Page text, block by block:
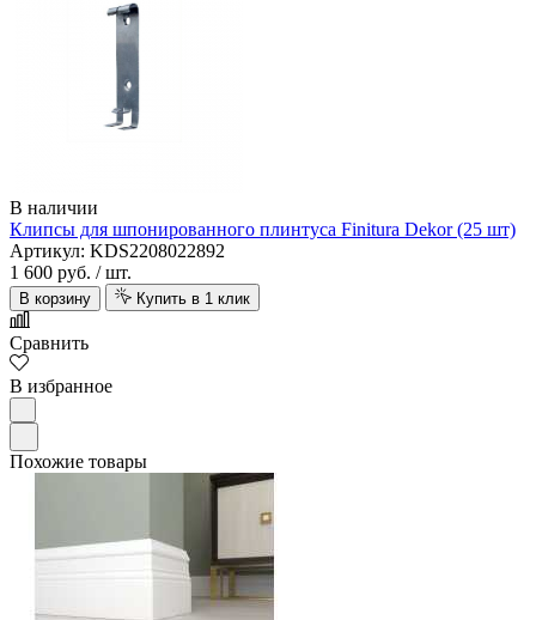
В наличии
Клипсы для шпонированного плинтуса Finitura Dekor (25 шт)
Артикул: KDS2208022892
1 600 руб. / шт.
В корзину Купить в 1 клик
Сравнить
В избранное
Похожие товары